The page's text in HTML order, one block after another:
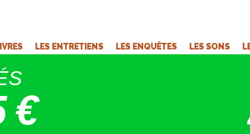
LES ENTRETIENS LES ENQUÊTES LES SONS
€